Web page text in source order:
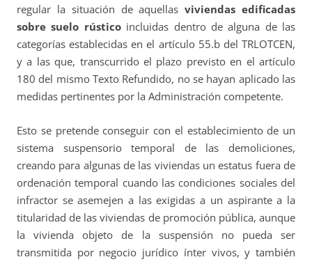
regular la situación de aquellasviviendas edificadas
sobre suelo rústicoincluidas dentro de alguna de las
categorías establecidas en el artículo 55.b del TRLOTCEN,
y a las que, transcurrido el plazo previsto en el artículo
180 del mismo Texto Refundido, no se hayan aplicado las
medidas pertinentes por la Administración competente.
Esto se pretende conseguir con el establecimiento de un
sistema suspensorio temporal de las demoliciones,
creando para algunas de las viviendas un estatus fuera de
ordenación temporal cuando las condiciones sociales del
infractor se asemejen a las exigidas a un aspirante a la
titularidad de las viviendas de promoción pública, aunque
la vivienda objeto de la suspensión no pueda ser
transmitida por negocio jurídico ínter vivos, y también